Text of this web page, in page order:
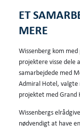
ET
MERE
Wissenberg kom
projektere visse dele
samarbejdede med
Admiral Hotel, valgte
projektet med Grand
Wissenbergs
nødvendigt at have